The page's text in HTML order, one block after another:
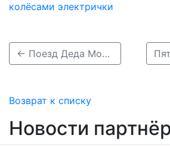
колёсами электрички
← Поезд Деда Мороза приедет в Нижегородскую область 28-29 декабря
Возврат к списку
Новости